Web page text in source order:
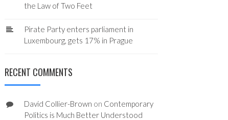
the Law of Two Feet
Pirate Party enters parliament in
Luxembourg, gets 17% in Prague
RECENT COMMENTS
David Collier-Brown on Contemporary
Politics is Much Better Understood